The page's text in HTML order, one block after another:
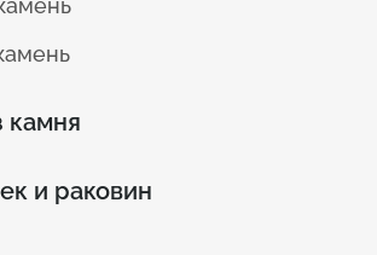
камня
и раковин